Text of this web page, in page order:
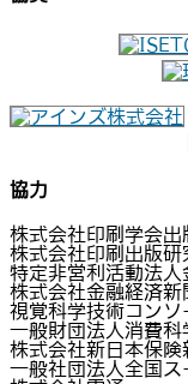
協力
株式会社印刷学会出
株式会社印刷出版研
特定非営利活動法人
株式会社金融経済新
視覚科学技術コンソ
一般財団法人消費科
株式会社新日本保険
一般社団法人全国